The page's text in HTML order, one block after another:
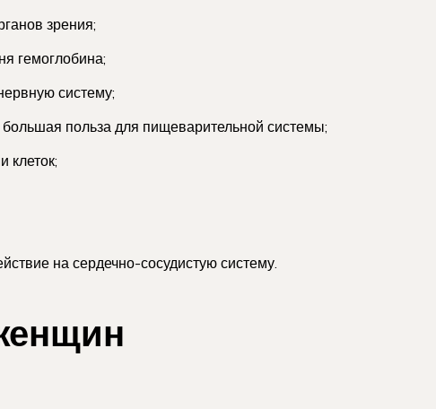
зрения;
гемоглобина;
систему;
польза для пищеварительной системы;
клеток;
на сердечно-сосудистую систему.